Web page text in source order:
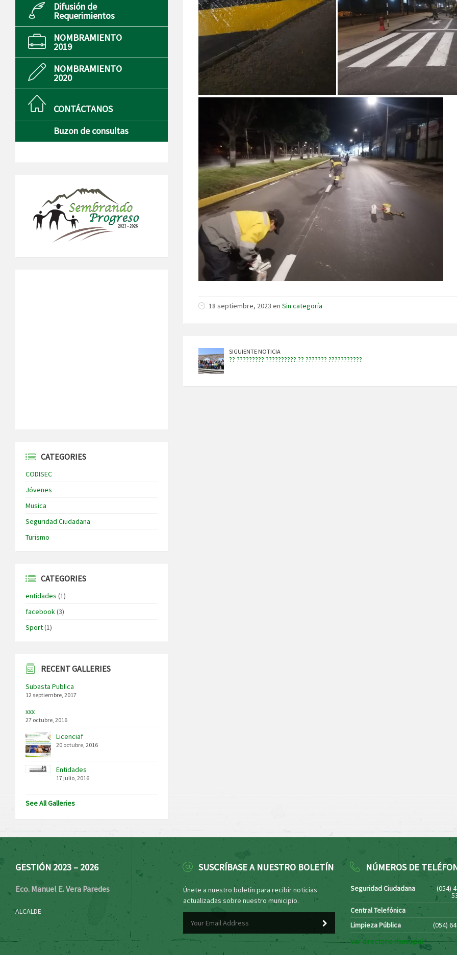
18 septiembre, 2023 en Sin categoría
SIGUIENTE NOTICIA
?? ????????? ?????????? ?? ??????? ???????????
Difusión de
Requerimientos
NOMBRAMIENTO
2019
NOMBRAMIENTO
2020
CONTÁCTANOS
Buzon de consultas
CATEGORIES
CODISEC
Jóvenes
Musica
Seguridad Ciudadana
Turismo
CATEGORIES
entidades (1)
facebook(3)
Sport(1)
RECENT GALLERIES
Subasta Publica
12 septiembre, 2017
xxx
27 octubre, 2016
Licenciaf
20 octubre, 2016
Entidades
17 julio, 2016
See All Galleries
GESTIÓN 2023 – 2026
Eco. Manuel E. Vera Paredes
ALCALDE
SUSCRÍBASE A NUESTRO BOLETÍN
Únete a nuestro boletín para recibir noticias
actualizadas sobre nuestro municipio.
NÚMEROS DE
Seguridad Ciudadana (054)
Central Telefónica
Limpieza Pública
(054)
Ver directorio municipal